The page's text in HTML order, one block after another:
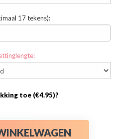
17 tekens):
toe (€4.95)?